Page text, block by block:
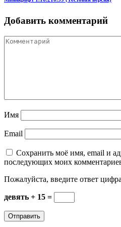
Добавить комментарий
Имя
Email
Сохранить моё имя, email и
последующих моих
Пожалуйста, введите ответ
девять + 15 =